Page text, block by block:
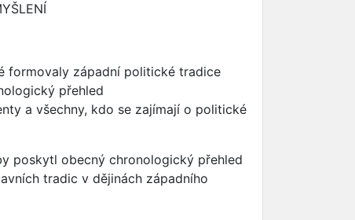
formovaly západní politické tradice
přehled
a všechny, kdo se zajímají o politické
poskytl obecný chronologický přehled
tradic v dějinách západního